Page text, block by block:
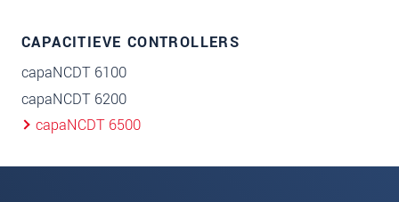
CAPACITIEVE CONTROLLERS
capaNCDT 6100
capaNCDT 6200
capaNCDT 6500